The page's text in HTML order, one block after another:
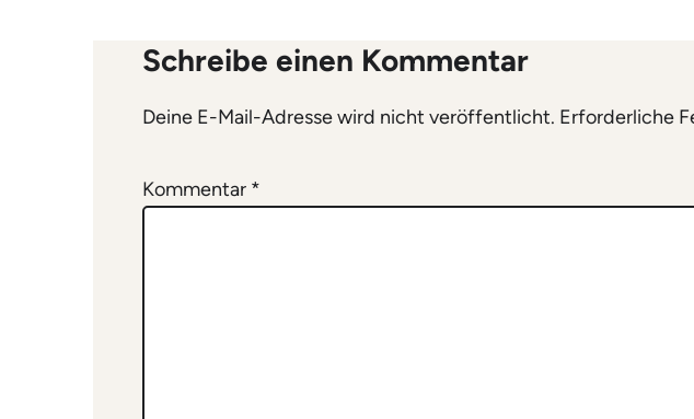
Schreibe einen Kommentar
Deine E-Mail-Adresse wird nicht veröffentlicht. Erforderliche
Kommentar *